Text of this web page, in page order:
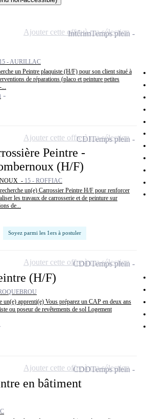
15 - AURILLAC
un Peintre plaquiste (H/F) pour son client situé à
de réparations (placo et peinture petites
IntérimTemps plein
Ajouter cette offre à ma sélection
Peintre -
(H/F)
- 15 - ROFFIAC
un(e) Carrossier Peintre H/F pour renforcer
les travaux de carrosserie et de peinture sur
de...
Soyez parmi les 1ers à postuler
CDITemps plein
Ajouter cette offre à ma sélection
(H/F)
un(e) apprenti(e) Vous préparez un CAP en deux ans
ou poseur de revêtements de sol Logement
CDDTemps plein
Ajouter cette offre à ma sélection
en bâtiment
CDDTemps plein
Ajouter cette offre à ma sélection